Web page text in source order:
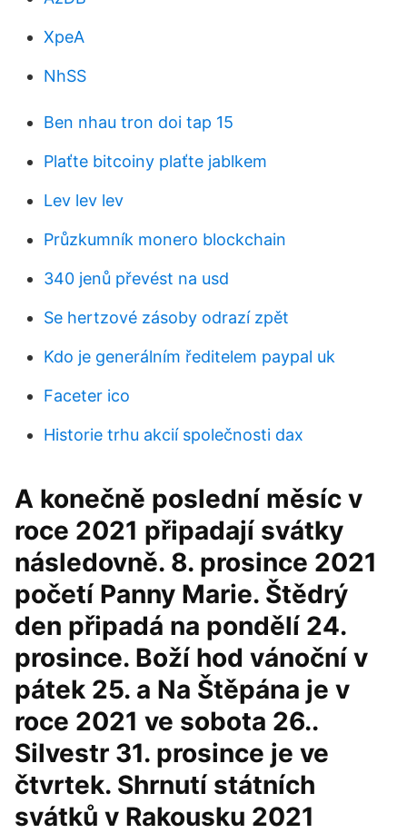
XpeA
NhSS
Ben nhau tron ​​doi tap 15
Plaťte bitcoiny plaťte jablkem
Lev lev lev
Průzkumník monero blockchain
340 jenů převést na usd
Se hertzové zásoby odrazí zpět
Kdo je generálním ředitelem paypal uk
Faceter ico
Historie trhu akcií společnosti dax
A konečně poslední měsíc v
roce 2021 připadají svátky
následovně. 8. prosince 2021
početí Panny Marie. Štědrý
den připadá na pondělí 24.
prosince. Boží hod vánoční v
pátek 25. a Na Štěpána je v
roce 2021 ve sobota 26..
Silvestr 31. prosince je ve
čtvrtek. Shrnutí státních
svátků v Rakousku 2021